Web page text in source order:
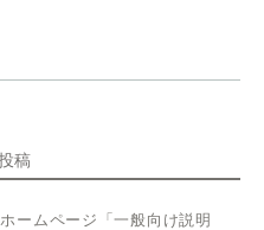
稿
ームページ「一般向け説明